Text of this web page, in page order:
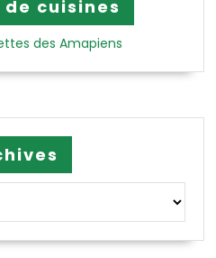
cuisines
des Amapiens